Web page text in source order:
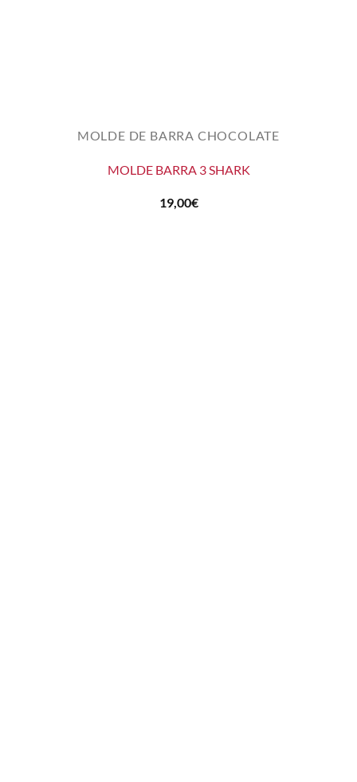
MOLDE DE BARRA CHOCOLATE
MOLDE BARRA 3 SHARK
19,00€